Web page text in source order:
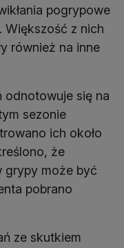
pogrypowe
Większość z nich
również na inne
odnotowuje się na
sezonie
ich około
że
grypy może być
pobrano
ze skutkiem